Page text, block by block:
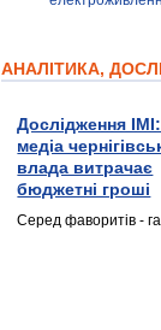
АНАЛІТИКА,
Дослідження ІМІ:
медіа
влада витрачає
бюджетні гроші
Серед фаворитів -